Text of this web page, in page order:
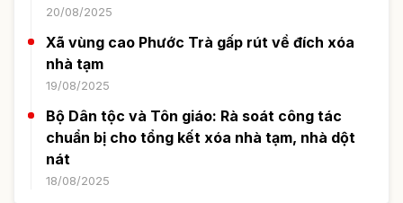
20/08/2025
Xã vùng cao Phước Trà gấp rút về đích xóa
nhà tạm
19/08/2025
Bộ Dân tộc và Tôn giáo: Rà soát công tác
chuẩn bị cho tổng kết xóa nhà tạm, nhà dột
nát
18/08/2025